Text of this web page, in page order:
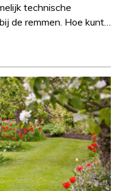
technische
de remmen. Hoe kunt…